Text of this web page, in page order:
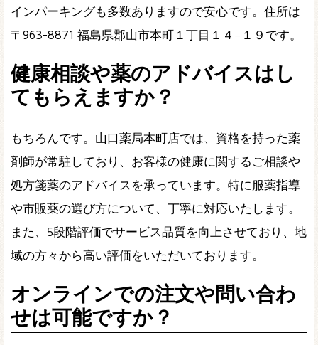
インパーキングも多数ありますので安心です。住所は
〒963-8871 福島県郡山市本町１丁目１４−１９です。
健康相談や薬のアドバイスはし
てもらえますか？
もちろんです。山口薬局本町店では、資格を持った薬
剤師が常駐しており、お客様の健康に関するご相談や
処方箋薬のアドバイスを承っています。特に服薬指導
や市販薬の選び方について、丁寧に対応いたします。
また、5段階評価でサービス品質を向上させており、地
域の方々から高い評価をいただいております。
オンラインでの注文や問い合わ
せは可能ですか？